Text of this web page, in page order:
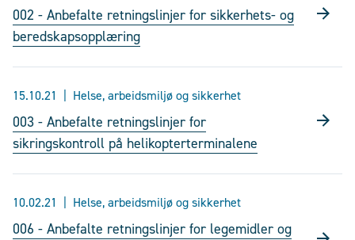
002 - Anbefalte retningslinjer for sikkerhets- og
beredskapsopplæring
15.10.21 Helse, arbeidsmiljø og sikkerhet
003 - Anbefalte retningslinjer for
sikringskontroll på helikopterterminalene
10.02.21 Helse, arbeidsmiljø og sikkerhet
006 - Anbefalte retningslinjer for legemidler og